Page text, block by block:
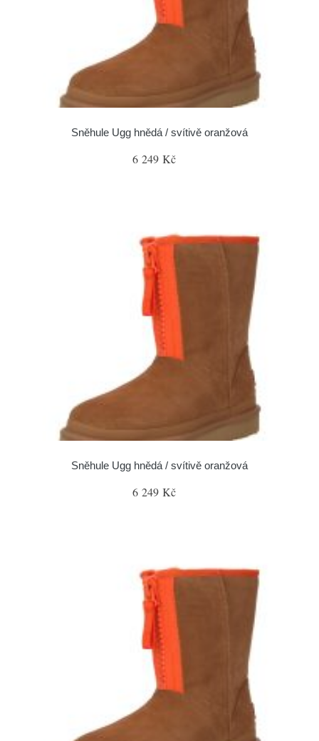
Sněhule Ugg hnědá / svítivě oranžová
6 249 Kč
Sněhule Ugg hnědá / svítivě oranžová
6 249 Kč